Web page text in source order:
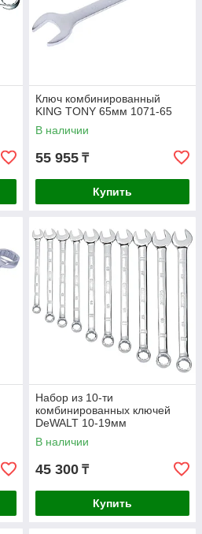
Ключ комбинированный
KING TONY 65мм 1071-65
В наличии
55 955 ₸
Купить
Набор из 10-ти
комбинированных ключей
DeWALT 10-19мм
DWMT19227-1
В наличии
45 300 ₸
Купить